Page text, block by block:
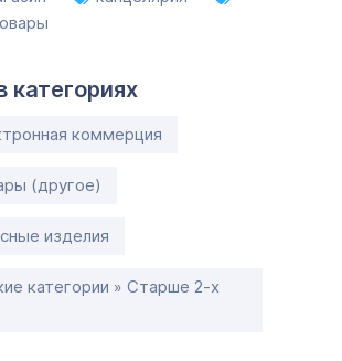
категориях
коммерция
(другое)
изделия
категории » Старше 2-х